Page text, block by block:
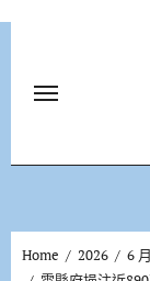
Home 2026
6 月